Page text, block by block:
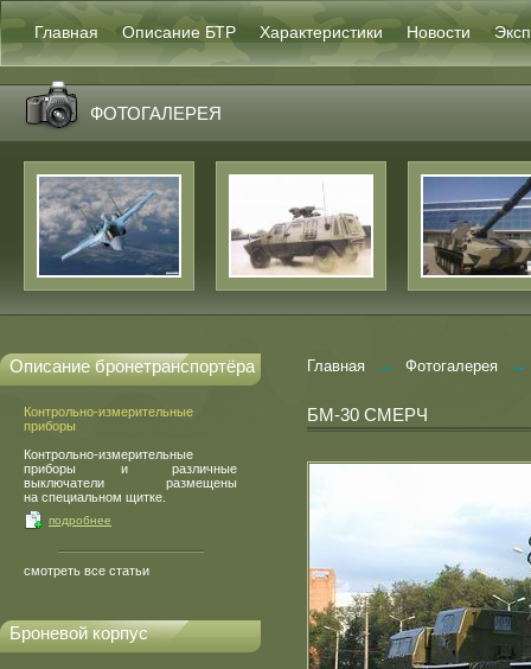
Главная Описание БТР Характеристики Новости
ФОТОГАЛЕРЕЯ
Описание бронетранспортёра
Контрольно-измерительные
приборы
Контрольно-измерительные
приборы и различные
выключатели размещены
на специальном щитке.
подробнее
смотреть все статьи
Броневой корпус
Главная → Фотогалерея →
БМ-30 СМЕРЧ